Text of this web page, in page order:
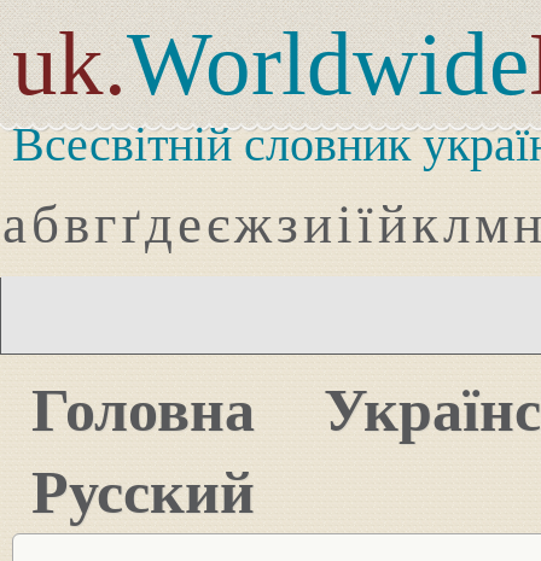
uk.Worldwide
Всесвітній словник
абвгґдеєжзиіїйклмн
Головна
Русский